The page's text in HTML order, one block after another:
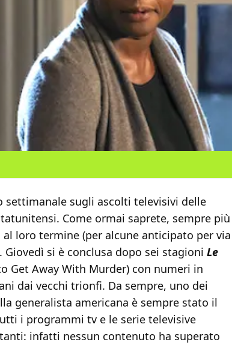
sugli ascolti televisivi delle
Come ormai saprete, sempre più
loro termine (per alcune anticipato per via
Giovedì si è conclusa dopo sei stagioni Le
Get Away With Murder) con numeri in
dai vecchi trionfi. Da sempre, uno dei
generalista americana è sempre stato il
i programmi tv e le serie televisive
infatti nessun contenuto ha superato